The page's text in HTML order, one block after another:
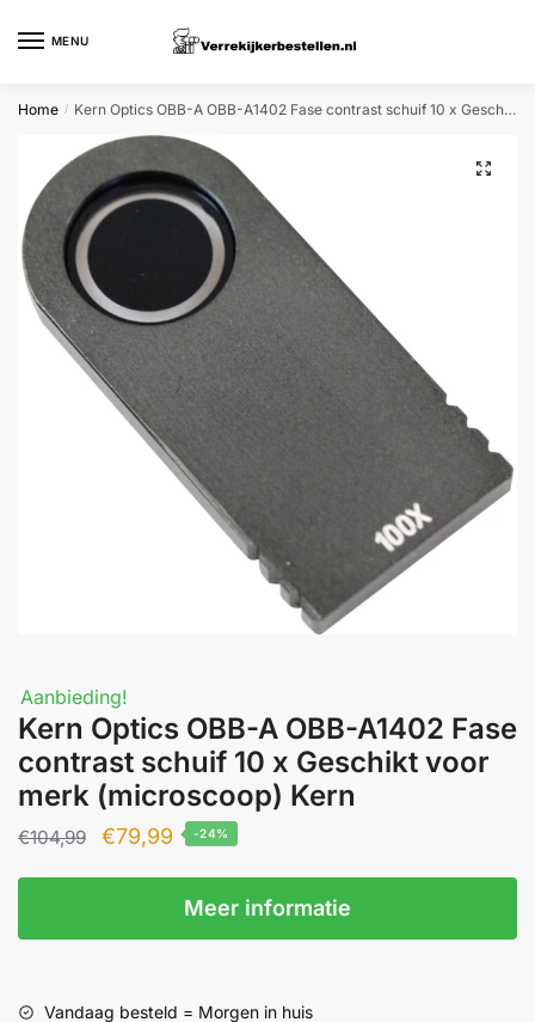
MENU
Home / Kern Optics OBB-A OBB-A1402 Fase contrast schuif 10 x Geschikt voor merk (microscoop) Kern
Aanbieding!
Kern Optics OBB-A OBB-A1402 Fase
contrast schuif 10 x Geschikt voor
merk (microscoop) Kern
€104,99
Oorspronkelijke
€104,99.
€79,99 Huidige
is:
€79,99.
-24%
Meer informatie
Vandaag besteld = Morgen in huis